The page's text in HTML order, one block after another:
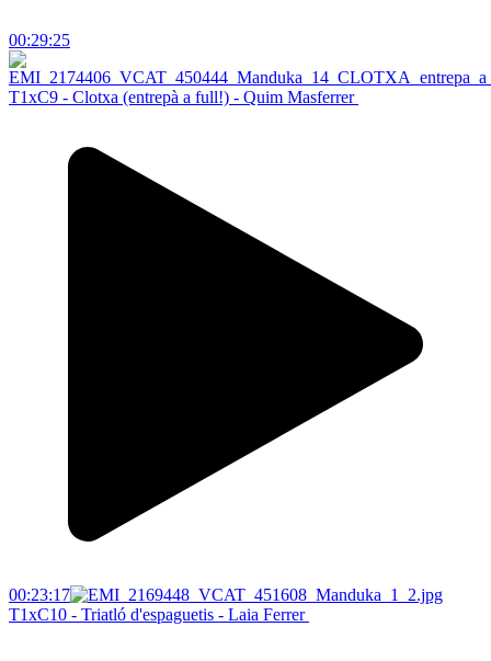
00:29:25
T1xC9 - Clotxa (entrepà a full!) - Quim Masferrer
00:23:17
T1xC10 - Triatló d'espaguetis - Laia Ferrer